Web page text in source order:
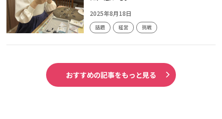
2025年8月18日
話題 経営 挑戦
おすすめの記事をもっと見る